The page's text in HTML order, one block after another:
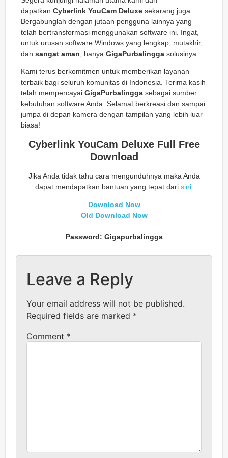
dapatkan Cyberlink YouCam Deluxe sekarang juga.
Bergabunglah dengan jutaan pengguna lainnya yang
telah bertransformasi menggunakan software ini. Ingat,
untuk urusan software Windows yang lengkap, mutakhir,
dan sangat aman , hanya GigaPurbalingga solusinya.
Kami terus berkomitmen untuk memberikan layanan
terbaik bagi seluruh komunitas di Indonesia. Terima kasih
telah mempercayai GigaPurbalingga sebagai sumber
kebutuhan software Anda. Selamat berkreasi dan sampai
jumpa di depan kamera dengan tampilan yang lebih luar
biasa!
Cyberlink YouCam Deluxe Full Free
Download
Jika Anda tidak tahu cara mengunduhnya maka Anda
dapat mendapatkan bantuan yang tepat dari sini.
Download Now
Old Download Now
Password: Gigapurbalingga
Leave a Reply
Your email address will not be published.
Required fields are marked *
Comment *